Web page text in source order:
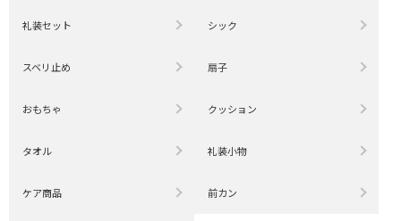
礼装セット シック
スベリ止め 扇子
おもちゃ クッション
タオル 礼装小物
ケア商品 前カン